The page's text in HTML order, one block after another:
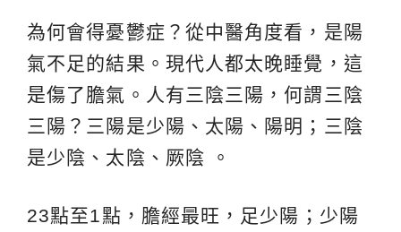
為何會得憂鬱症？從中醫角度看，是陽
氣不足的結果。現代人都太晚睡覺，這
是傷了膽氣。人有三陰三陽，何謂三陰
三陽？三陽是少陽、太陽、陽明；三陰
是少陰、太陰、厥陰 。
23點至1點，膽經最旺，足少陽；少陽